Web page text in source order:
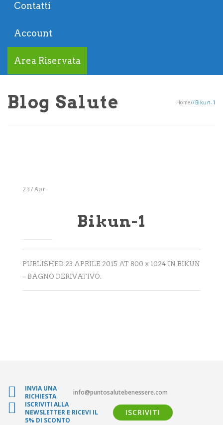
Contatti
Account
Area Riservata
Blog Salute Home//Bikun-1
23/Apr
Bikun-1
PUBLISHED 23 APRILE 2015 AT 800 × 1024 IN BIKUN
– BAGNO DERIVATIVO.
INVIA UNA
RICHIESTA
info@puntosalutebenessere.com
ISCRIVITI ALLA
NEWSLETTER E RICEVI IL
5% DI SCONTO
ISCRIVITI